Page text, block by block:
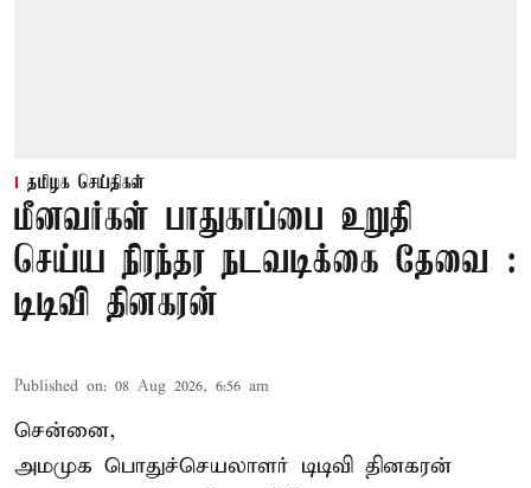
தமிழக செய்திகள்
மீனவர்கள் பாதுகாப்பை உறுதி
செய்ய நிரந்தர நடவடிக்கை தேவை :
டிடிவி தினகரன்
Published on: 08 Aug 2026, 6:56 am
சென்னை,
அமமுக பொதுச்செயலாளர் டிடிவி தினகரன்